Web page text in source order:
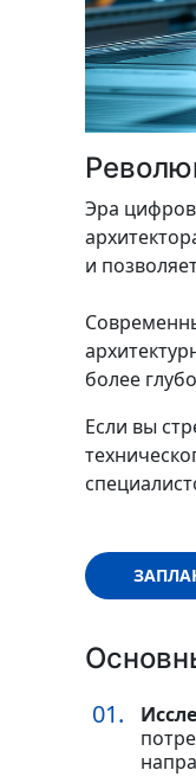
Эра
и
более
Если вы